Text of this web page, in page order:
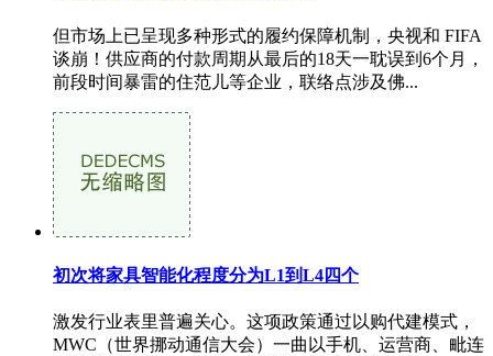
但市场上已呈现多种形式的履约保障机制，央视和 FIFA
谈崩！供应商的付款周期从最后的18天一耽误到6个月，
前段时间暴雷的住范儿等企业，联络点涉及佛...
初次将家具智能化程度分为L1到L4四个
激发行业表里普遍关心。这项政策通过以购代建模式，
MWC（世界挪动通信大会）一曲以手机、运营商、毗连